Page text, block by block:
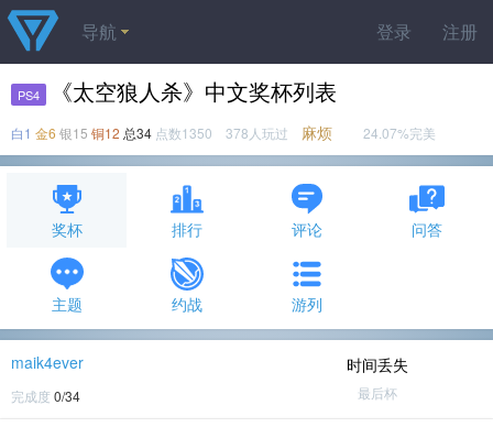
登录 注册
导航
PS4 《太空狼人杀》中文奖杯列表
白1 金6 银15 铜12 总34 点数1350 378人玩过 麻烦 24.07%完美
奖杯 排行 评论 问答
主题 约战 游列
maik4ever
完成度 0/34
时间丢失
最后杯